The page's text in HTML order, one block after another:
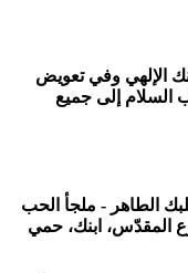
الإلهي وفي تعويض
السلام إلى جميع
الطاهر - ملجأ الحب
المقدّس، ابنك، حمي